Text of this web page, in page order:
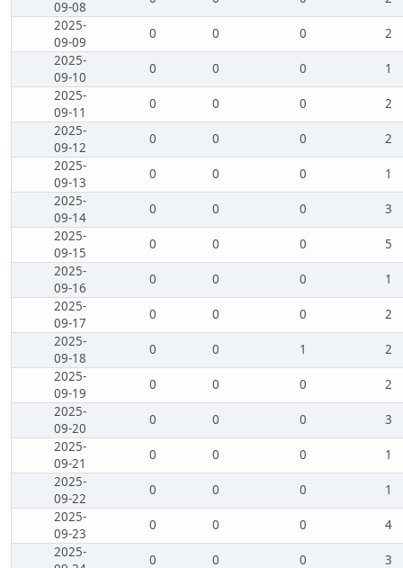
09-08
2025-
09-09
0 0 0
2
2025-
09-10
0 0 0
1
2025-
09-11
0 0 0
2
2025-
09-12
0 0 0
2
2025-
09-13
0 0 0
1
2025-
09-14
0 0 0
3
2025-
09-15
0 0 0
5
2025-
09-16
0 0 0
1
2025-
09-17
0 0 0
2
2025-
09-18
0 0 1
2
2025-
09-19
0 0 0
2
2025-
09-20
0 0 0
3
2025-
09-21
0 0 0
1
2025-
09-22
0 0 0
1
2025-
09-23
0 0 0
4
2025-
0 0 0
3